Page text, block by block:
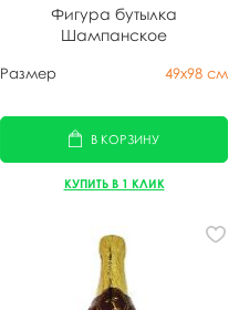
Фигура бутылка
Шампанское
Размер 49х98 см
В КОРЗИНУ
КУПИТЬ В 1 КЛИК